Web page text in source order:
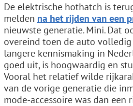
De elektrische hothatch is
melden na het rijden van een
nieuwste generatie. Mini. Dat
overeind toen de auto volledig
langere kennismaking in
goed uit, is hoogwaardig en
Vooral het relatief wilde
van de vorige generatie die
mode-accessoire was dan een